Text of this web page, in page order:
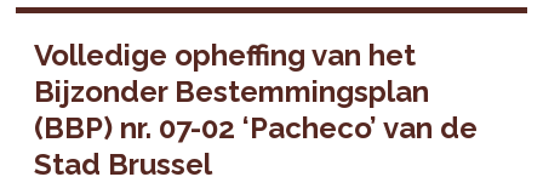
Volledige opheffing van het
Bijzonder Bestemmingsplan
(BBP) nr. 07-02 ‘Pacheco’ van de
Stad Brussel